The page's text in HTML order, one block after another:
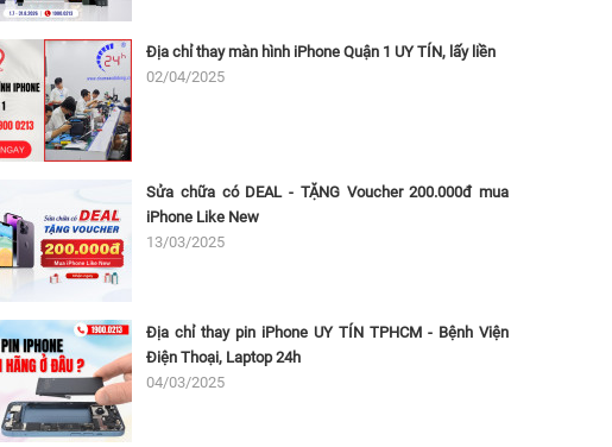
Địa chỉ thay màn hình iPhone Quận 1 UY TÍN, lấy liền
02/04/2025
Sửa chữa có DEAL - TẶNG Voucher 200.000đ mua
iPhone Like New
13/03/2025
Địa chỉ thay pin iPhone UY TÍN TPHCM - Bệnh Viện
Điện Thoại, Laptop 24h
04/03/2025